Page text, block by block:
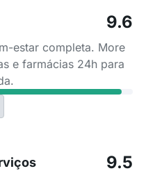
9.6
estar completa. More
e farmácias 24h para
9.5